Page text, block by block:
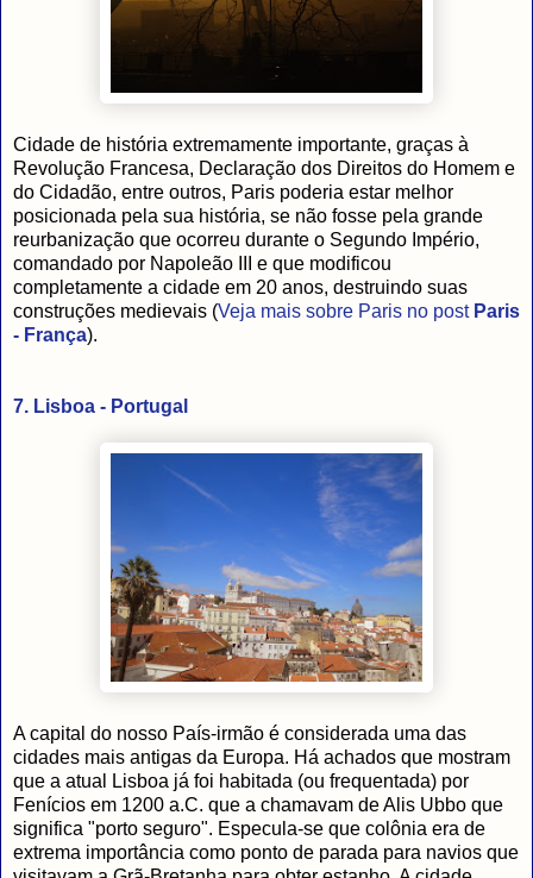
Cidade de história extremamente importante, graças à
Revolução Francesa, Declaração dos Direitos do Homem e
do Cidadão, entre outros, Paris poderia estar melhor
posicionada pela sua história, se não fosse pela grande
reurbanização que ocorreu durante o Segundo Império,
comandado por Napoleão III e que modificou
completamente a cidade em 20 anos, destruindo suas
construções medievais (Veja mais sobre Paris no post Paris
- França).
7. Lisboa - Portugal
A capital do nosso País-irmão é considerada uma das
cidades mais antigas da Europa. Há achados que mostram
que a atual Lisboa já foi habitada (ou frequentada) por
Fenícios em 1200 a.C. que a chamavam de Alis Ubbo que
significa "porto seguro". Especula-se que colônia era de
extrema importância como ponto de parada para navios que